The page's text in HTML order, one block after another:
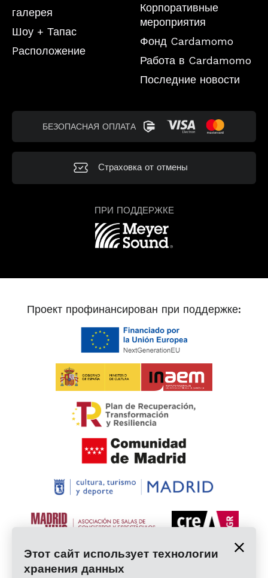
галерея
Шоу + Тапас
Pасположение
Корпоративные
мероприятия
Фонд Cardamomo
Работа в Cardamomo
Последние новости
БЕЗОПАСНАЯ ОПЛАТА
Страховка от отмены
ПРИ ПОДДЕРЖКЕ
Проект профинансирован при поддержке:
Этот сайт использует технологии
хранения данных